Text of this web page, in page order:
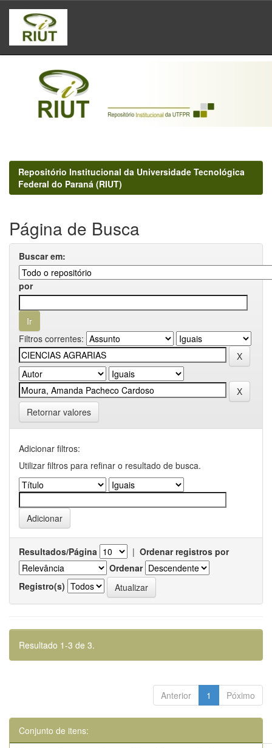
Skip
navigation
Repositório Institucional da Universidade Tecnológica
Federal do Paraná (RIUT)
Página de Busca
Buscar em:
por
Filtros correntes:
Retornar valores
Adicionar filtros:
Utilizar filtros para refinar o resultado de busca.
Resultados/Página | Ordenar registros por
Ordenar
Registro(s)
Resultado 1-3 de 3.
Anterior 1 Póximo
Conjunto de itens: